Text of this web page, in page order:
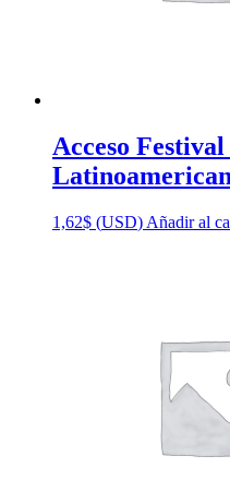
Acceso
1,62$ (USD) Añadir al